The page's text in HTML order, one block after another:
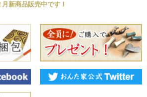
月新商品販売中です！